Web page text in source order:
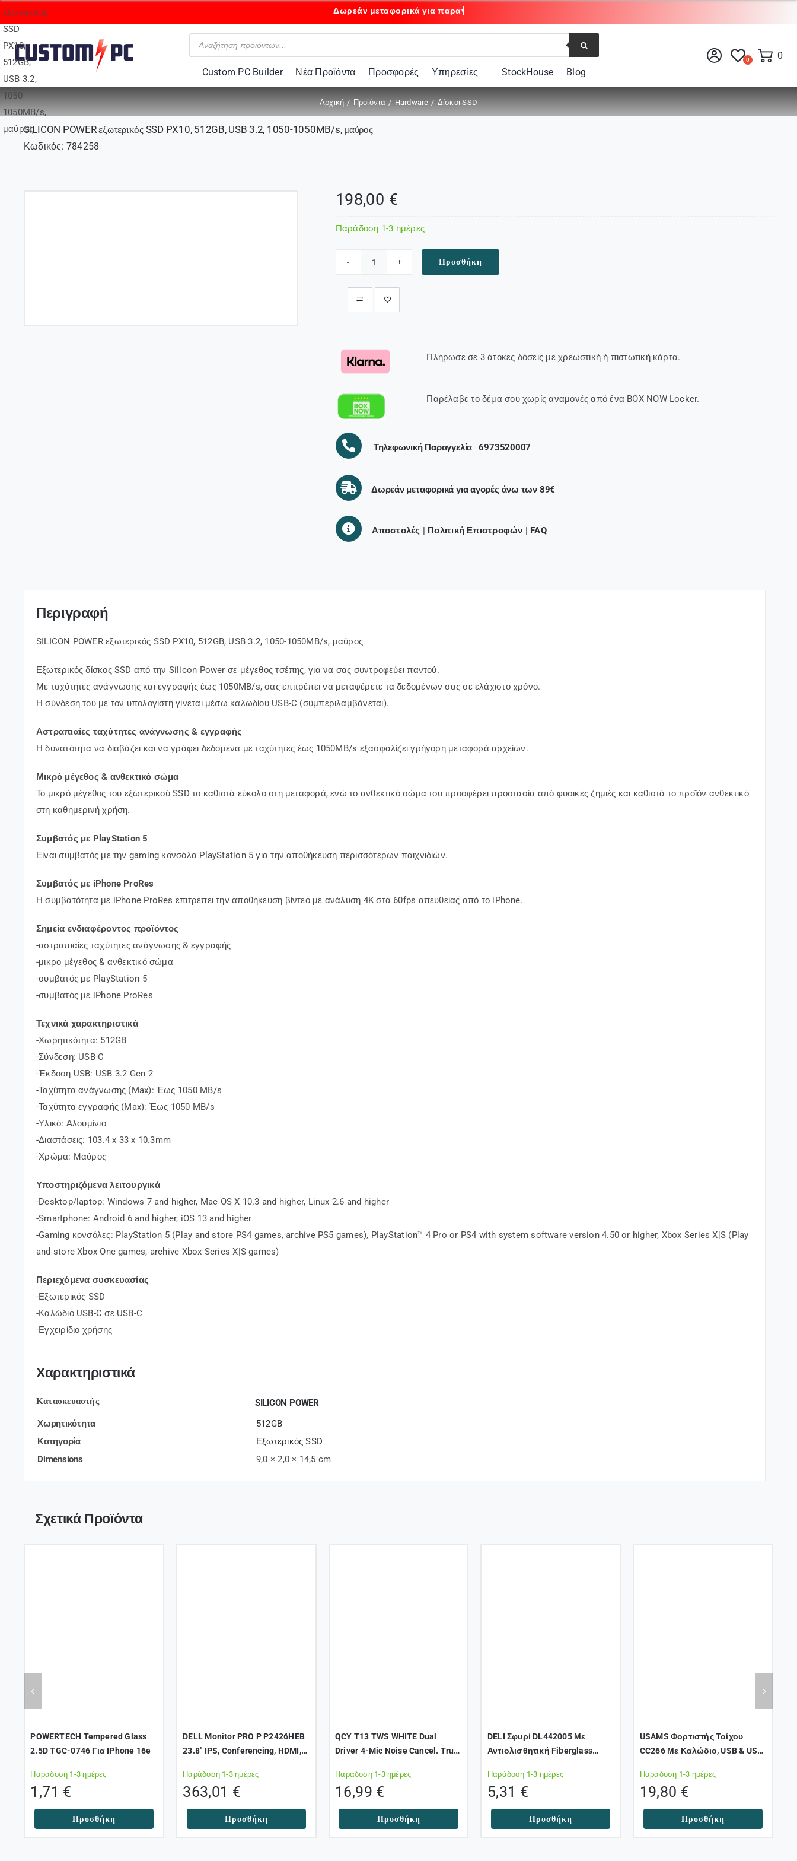
Skip
to
content
Αναζήτηση
προϊόντων
Custom PC Builder Νέα Προϊόντα Προσφορές Υπηρεσίες StockHouse Blog
0
Αρχική Προϊόντα Hardware Δίσκοι SSD
SILICON POWER εξωτερικός SSD PX10, 512GB, USB 3.2, 1050-1050MB/s, μαύρος
Κωδικός: 784258
198,00 €
Παράδοση 1-3 ημέρες
SILICON
εξωτερικός
SSD
USB
3.2,
1050MB/s,
Προσθήκη
Πλήρωσε σε 3 άτοκες δόσεις με χρεωστική ή πιστωτική κάρτα.
Παρέλαβε το δέμα σου χωρίς αναμονές από ένα BOX NOW Locker.
Τηλεφωνική Παραγγελία6973520007
Δωρεάν μεταφορικά για αγορές άνω των 89€
Αποστολές | Πολιτική Επιστροφών | FAQ
Περιγραφή
SILICON POWER εξωτερικός SSD PX10, 512GB, USB 3.2, 1050-1050MB/s, μαύρος
Εξωτερικός δίσκος SSD από την Silicon Power σε μέγεθος τσέπης, για να σας συντροφεύει παντού.
Με ταχύτητες ανάγνωσης και εγγραφής έως 1050MB/s, σας επιτρέπει να μεταφέρετε τα δεδομένων σας σε ελάχιστο χρόνο.
Η σύνδεση του με τον υπολογιστή γίνεται μέσω καλωδίου USB-C (συμπεριλαμβάνεται).
Αστραπιαίες ταχύτητες ανάγνωσης & εγγραφής
Η δυνατότητα να διαβάζει και να γράφει δεδομένα με ταχύτητες έως 1050MB/s εξασφαλίζει γρήγορη μεταφορά αρχείων.
Μικρό μέγεθος & ανθεκτικό σώμα
Το μικρό μέγεθος του εξωτερικού SSD το καθιστά εύκολο στη μεταφορά, ενώ το ανθεκτικό σώμα του προσφέρει προστασία από φυσικές ζημιές και καθιστά το προϊόν ανθεκτικό
στη καθημερινή χρήση.
Συμβατός με PlayStation 5
Είναι συμβατός με την gaming κονσόλα PlayStation 5 για την αποθήκευση περισσότερων παιχνιδιών.
Συμβατός με iPhone ProRes
Η συμβατότητα με iPhone ProRes επιτρέπει την αποθήκευση βίντεο με ανάλυση 4K στα 60fps απευθείας από το iPhone.
Σημεία ενδιαφέροντος προϊόντος
-αστραπιαίες ταχύτητες ανάγνωσης & εγγραφής
-μικρο μέγεθος & ανθεκτικό σώμα
-συμβατός με PlayStation 5
-συμβατός με iPhone ProRes
Τεχνικά χαρακτηριστικά
-Χωρητικότητα: 512GB
-Σύνδεση: USB-C
-Έκδοση USB: USB 3.2 Gen 2
-Ταχύτητα ανάγνωσης (Max): Έως 1050 MB/s
-Ταχύτητα εγγραφής (Max): Έως 1050 MB/s
-Υλικό: Αλουμίνιο
-Διαστάσεις: 103.4 x 33 x 10.3mm
-Χρώμα: Μαύρος
Υποστηριζόμενα λειτουργικά
-Desktop/laptop: Windows 7 and higher, Mac OS X 10.3 and higher, Linux 2.6 and higher
-Smartphone: Android 6 and higher, iOS 13 and higher
-Gaming κονσόλες: PlayStation 5 (Play and store PS4 games, archive PS5 games), PlayStation™ 4 Pro or PS4 with system software version 4.50 or higher, Xbox Series X|S (Play
and store Xbox One games, archive Xbox Series X|S games)
Περιεχόμενα συσκευασίας
-Εξωτερικός SSD
-Καλώδιο USB-C σε USB-C
-Εγχειρίδιο χρήσης
Χαρακτηριστικά
Κατασκευαστής
SILICON POWER
Χωρητικότητα
512GB
Κατηγορία
Εξωτερικός SSD
Dimensions
9,0 × 2,0 × 14,5 cm
Σχετικά Προϊόντα
POWERTECH Tempered Glass
2.5D TGC-0746 Για IPhone 16e
Παράδοση 1-3 ημέρες
1,71 €
Προσθήκη
DELL Monitor PRO P P2426HEB
23.8'' IPS, Conferencing, HDMI,
Webcam, RJ45, Height
Adjustable, 3YearsW
Παράδοση 1-3 ημέρες
363,01 €
Προσθήκη
QCY T13 TWS WHITE Dual
Driver 4-Mic Noise Cancel. True
Charge 380mAh
Παράδοση 1-3 ημέρες
16,99 €
Προσθήκη
DELI Σφυρί DL442005 Με
Αντιολισθητική Fiberglass
Παράδοση 1-3 ημέρες
5,31 €
Προσθήκη
USAMS Φορτιστής Τοίχου
CC266 Με Καλώδιο, USB & USB-
Παράδοση 1-3 ημέρες
19,80 €
Προσθήκη